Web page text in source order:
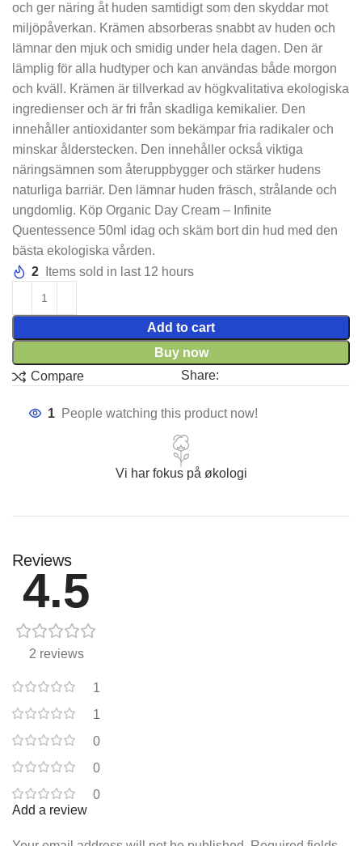
och ger näring åt huden samtidigt som den skyddar mot
miljöpåverkan. Krämen absorberas snabbt av huden och
lämnar den mjuk och smidig under hela dagen. Den är
lämplig för alla hudtyper och kan användas både morgon
och kväll. Krämen är tillverkad av högkvalitativa ekologiska
ingredienser och är fri från skadliga kemikalier. Den
innehåller antioxidanter som bekämpar fria radikaler och
minskar ålderstecken. Den innehåller också viktiga
näringsämnen som återuppbygger och stärker hudens
naturliga barriär. Den lämnar huden fräsch, strålande och
ungdomlig. Köp Organic Day Cream – Infinite
Quentessence 50ml idag och skäm bort din hud med den
bästa ekologiska vården.
2
Items sold in last 12 hours
Add to cart
Buy now
Compare
Share:
1 People watching this product now!
Vi har fokus på økologi
Reviews
4.5
2 reviews
1
1
0
0
0
Add a review